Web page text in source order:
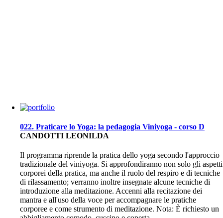
022. Praticare lo Yoga: la pedagogia Viniyoga - corso D
CANDOTTI LEONILDA
Il programma riprende la pratica dello yoga secondo l'approccio
tradizionale del viniyoga. Si approfondiranno non solo gli aspetti
corporei della pratica, ma anche il ruolo del respiro e di tecniche
di rilassamento; verranno inoltre insegnate alcune tecniche di
introduzione alla meditazione. Accenni alla recitazione dei
mantra e all'uso della voce per accompagnare le pratiche
corporee e come strumento di meditazione. Nota: È richiesto un